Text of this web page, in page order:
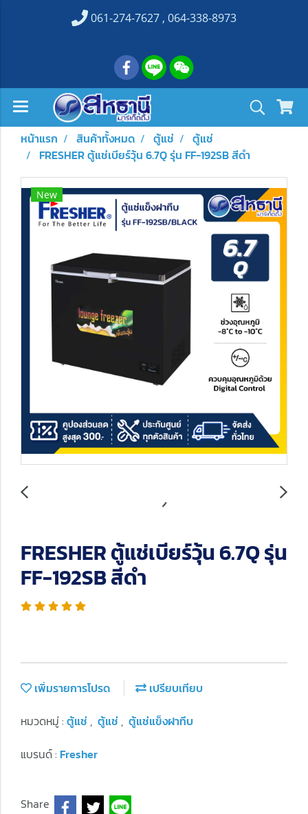
061-274-7627 , 064-338-8973
หน้าแรก สินค้าทั้งหมด ตู้แช่
ตู้แช่
FRESHER ตู้แช่เบียร์วุ้น 6.7Q รุ่น FF-192SB สีดำ
New
FRESHER ตู้แช่เบียร์วุ้น 6.7Q รุ่น
FF-192SB สีดำ
เพิ่มรายการโปรด
เปรียบเทียบ
หมวดหมู่ : ตู้แช่ , ตู้แช่ , ตู้แช่แข็งฝาทึบ
แบรนด์ : Fresher
Share